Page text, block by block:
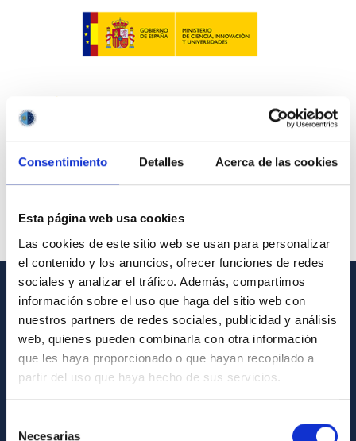
Consentimiento Detalles Acerca de las cookies
Esta página web usa cookies
Las cookies de este sitio web se usan para personalizar
el contenido y los anuncios, ofrecer funciones de redes
sociales y analizar el tráfico. Además, compartimos
información sobre el uso que haga del sitio web con
nuestros partners de redes sociales, publicidad y análisis
web, quienes pueden combinarla con otra información
que les haya proporcionado o que hayan recopilado a
partir del uso que haya hecho de sus servicios.
Necesarias
GENERAL INFORMATION
Contact
How to get to the IAC
List of personnel